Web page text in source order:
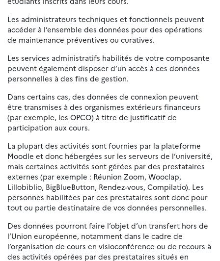
Les administrateurs techniques et fonctionnels peuvent
accéder à l’ensemble des données pour des opérations
de maintenance préventives ou curatives.
Les services administratifs habilités de votre composante
peuvent également disposer d’un accès à ces données
personnelles à des fins de gestion.
Dans certains cas, des données de connexion peuvent
être transmises à des organismes extérieurs financeurs
(par exemple, les OPCO) à titre de justificatif de
participation aux cours.
La plupart des activités sont fournies par la plateforme
Moodle et donc hébergées sur les serveurs de l’université,
mais certaines activités sont gérées par des prestataires
externes (par exemple : Réunion Zoom, Wooclap,
Lillobiblio, BigBlueButton, Rendez-vous, Compilatio). Les
personnes habilitées par ces prestataires sont donc pour
tout ou partie destinataire de vos données personnelles.
Des données pourront faire l’objet d’un transfert hors de
l’Union européenne, notamment dans le cadre de
l’organisation de cours en visioconférence ou de recours à
des activités opérées par des prestataires situés en